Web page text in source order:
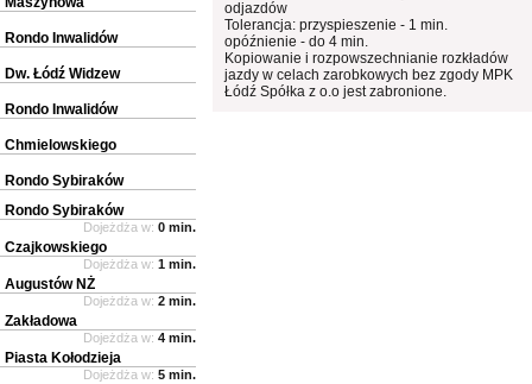
odjazdów
Tolerancja: przyspieszenie - 1 min.
opóźnienie - do 4 min.
Kopiowanie i rozpowszechnianie rozkładów
jazdy w celach zarobkowych bez zgody MPK
Łódź Spółka z o.o jest zabronione.
Rondo Inwalidów
Dw. Łódź Widzew
Rondo Inwalidów
Chmielowskiego
Rondo Sybiraków
Rondo Sybiraków
Dojeżdża w: 0 min.
Czajkowskiego
Dojeżdża w: 1 min.
Augustów NŻ
Dojeżdża w: 2 min.
Zakładowa
Dojeżdża w: 4 min.
Piasta Kołodzieja
Dojeżdża w: 5 min.